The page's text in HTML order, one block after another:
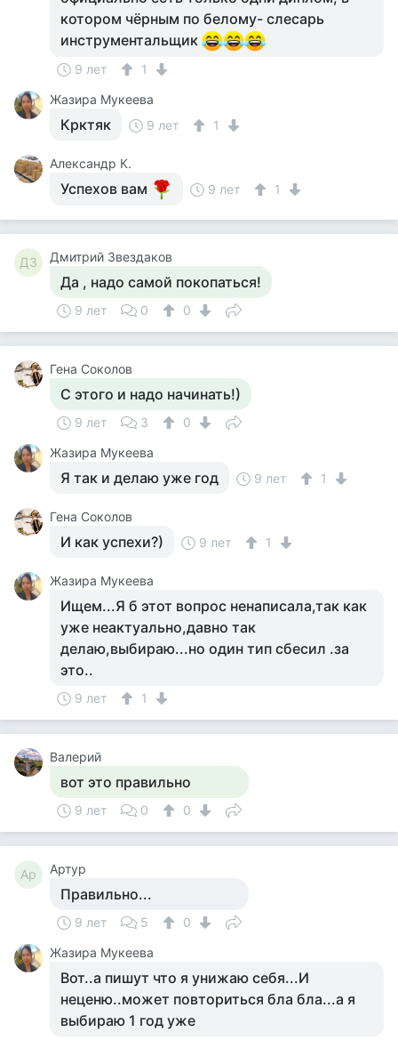
котором чёрным по белому- слесарь
инструментальщик
9 лет
1
Жазира Мукеева
Крктяк 9 лет 1
Александр К.
Успехов вам 9 лет 1
ДЗ Дмитрий Звездаков
Да , надо самой покопаться!
9 лет 0 0
Гена Соколов
С этого и надо начинать!)
9 лет 3
0
Жазира Мукеева
Я так и делаю уже год 9 лет 1
Гена Соколов
И как успехи?) 9 лет 1
Жазира Мукеева
Ищем...Я б этот вопрос ненаписала,так как
уже неактуально,давно так
делаю,выбираю...но один тип сбесил .за
это..
9 лет 1
Валерий
вот это правильно
9 лет 0 0
Ар Артур
Правильно...
9 лет 5
0
Жазира Мукеева
Вот..а пишут что я унижаю себя...И
неценю..может повториться бла бла...а я
выбираю 1 год уже